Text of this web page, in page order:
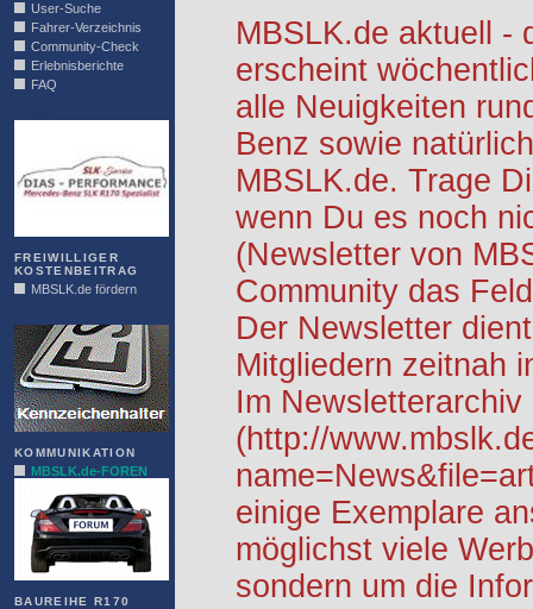
User-Suche
Fahrer-Verzeichnis
Community-Check
Erlebnisberichte
FAQ
FREIWILLIGER
KOSTENBEITRAG
MBSLK.de fördern
KOMMUNIKATION
MBSLK.de-FOREN
BAUREIHE R170
MBSLK.de aktuell -
erscheint
alle Neuigkeiten
Benz sowie
MBSLK.de. Trage
wenn Du es noch
(Newsletter von
Community das
Der Newsletter
Mitgliedern zeitnah
Im Newsletterarchiv
(http://
einige Exemplare
möglichst viele
sondern um die